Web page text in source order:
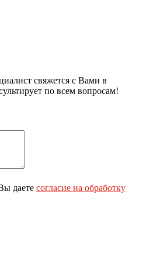
свяжется с Вами в
по всем вопросам!
даете согласие на обработку